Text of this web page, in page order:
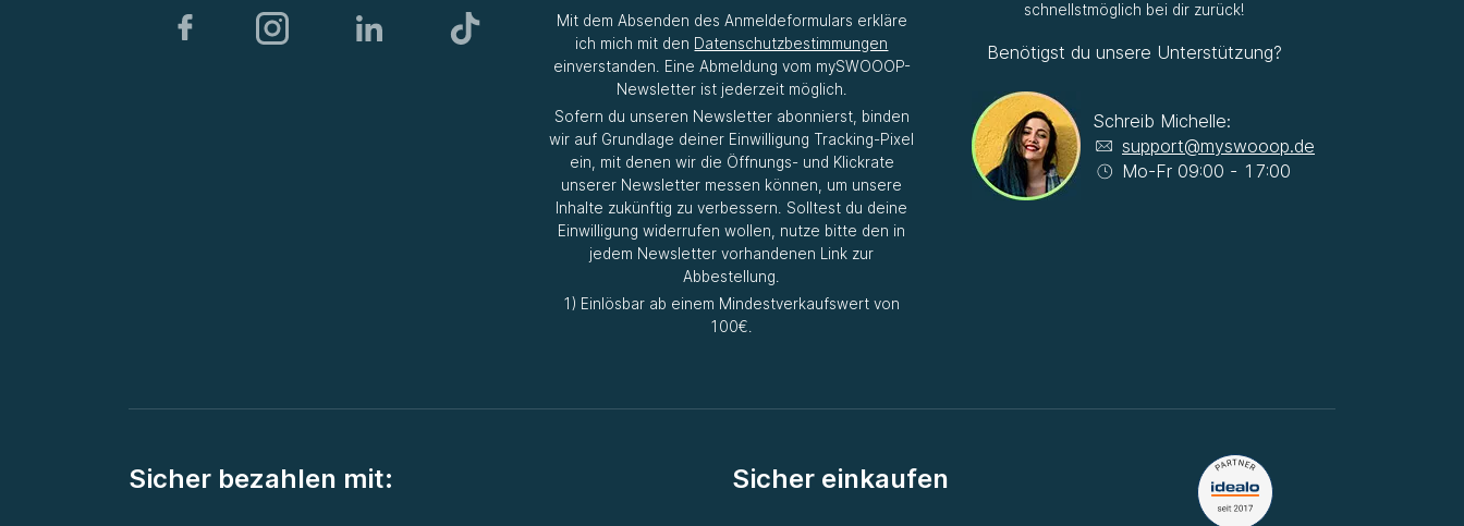
Mit dem Absenden des Anmeldeformulars erkläre
ich mich mit den Datenschutzbestimmungen
einverstanden. Eine Abmeldung vom mySWOOOP-
Newsletter ist jederzeit möglich.
Sofern du unseren Newsletter abonnierst, binden
wir auf Grundlage deiner Einwilligung Tracking-Pixel
ein, mit denen wir die Öffnungs- und Klickrate
unserer Newsletter messen können, um unsere
Inhalte zukünftig zu verbessern. Solltest du deine
Einwilligung widerrufen wollen, nutze bitte den in
jedem Newsletter vorhandenen Link zur
Abbestellung.
1) Einlösbar ab einem Mindestverkaufswert von
100€.
schnellstmöglich bei dir zurück!
Benötigst du unsere Unterstützung?
Schreib Michelle:
support@myswooop.de
Mo-Fr 09:00 - 17:00
Sicher bezahlen mit: Sicher einkaufen